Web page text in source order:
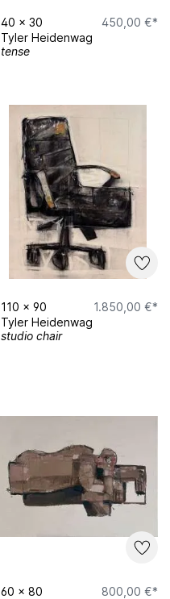
40 x 30
450,00 €*
Tyler Heidenwag
tense
110 x 90
1.850,00 €*
Tyler Heidenwag
studio chair
60 x 80
800,00 €*